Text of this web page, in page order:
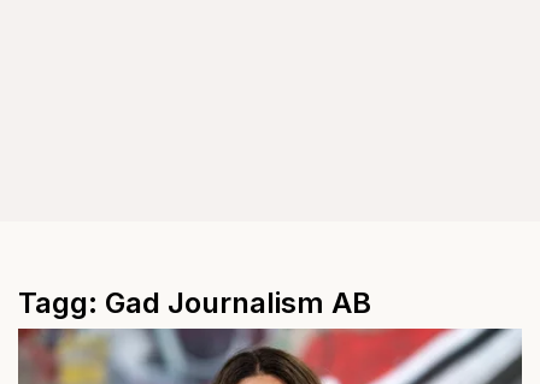
Tagg: Gad Journalism AB